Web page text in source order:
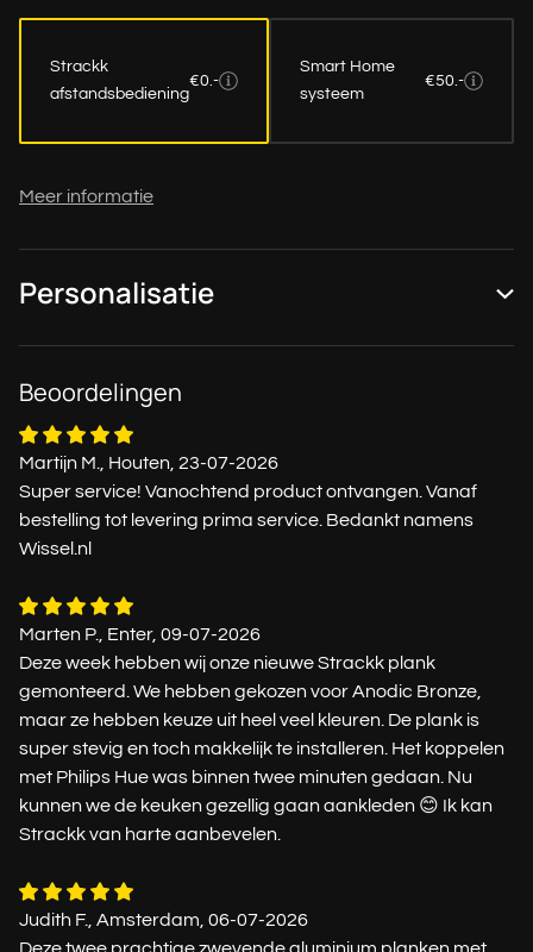
Strackk
afstandsbediening
€0.-
Smart Home
systeem
€50.-
Meer informatie
Personalisatie
Beoordelingen
Martijn M., Houten, 23-07-2026
Super service! Vanochtend product ontvangen. Vanaf
bestelling tot levering prima service. Bedankt namens
Wissel.nl
Marten P., Enter, 09-07-2026
Deze week hebben wij onze nieuwe Strackk plank
gemonteerd. We hebben gekozen voor Anodic Bronze,
maar ze hebben keuze uit heel veel kleuren. De plank is
super stevig en toch makkelijk te installeren. Het koppelen
met Philips Hue was binnen twee minuten gedaan. Nu
kunnen we de keuken gezellig gaan aankleden 😊 Ik kan
Strackk van harte aanbevelen.
Judith F., Amsterdam, 06-07-2026